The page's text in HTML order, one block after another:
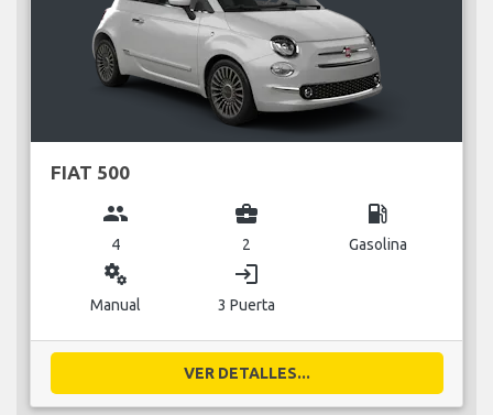
FIAT 500
group
4
business_center
2
local_gas_station
Gasolina
miscellaneous_services
Manual
login
3 Puerta
VER DETALLES...